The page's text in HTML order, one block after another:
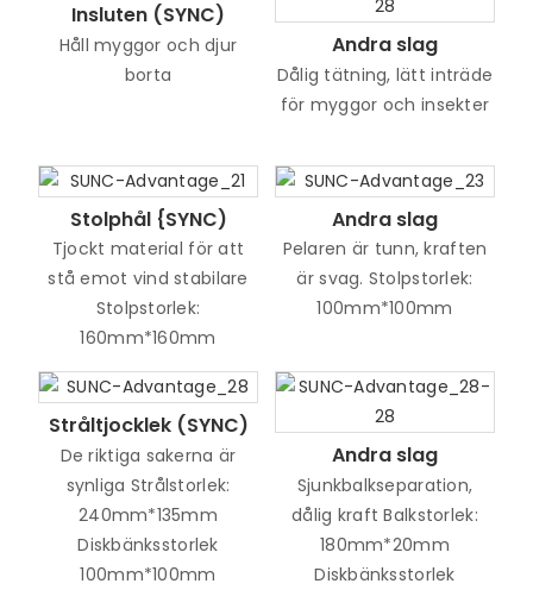
Insluten (SYNC)
Håll myggor och djur
borta
Andra slag
Dålig tätning, lätt inträde
för myggor och insekter
Stolphål {SYNC)
Tjockt material för att
stå emot vind stabilare
Stolpstorlek:
160mm*160mm
Andra slag
Pelaren är tunn, kraften
är svag. Stolpstorlek:
100mm*100mm
Stråltjocklek (SYNC)
De riktiga sakerna är
synliga Strålstorlek:
240mm*135mm
Diskbänksstorlek
100mm*100mm
Andra slag
Sjunkbalkseparation,
dålig kraft Balkstorlek:
180mm*20mm
Diskbänksstorlek